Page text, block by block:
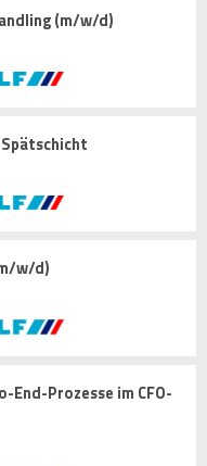
(m/w/d)
w/d)
Prozesse im CFO-